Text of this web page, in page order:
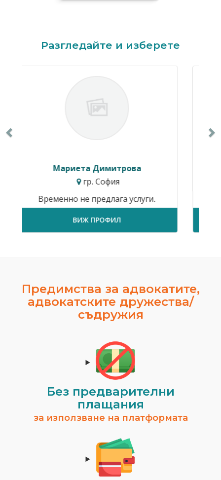
Разгледайте и изберете
Ивайло Балкански
Временно не предлага услуги.
ВИЖ ПРОФИЛ
гр. Бургас
Временно не предлага услуги.
ВИЖ ПРОФИЛ
Предимства за адвокатите,
адвокатските дружества/
съдружия
Без предварителни
плащания
за използване на платформата